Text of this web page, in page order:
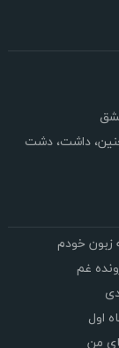
چنین، داشت، دشت
زبون خودم
غم
اول
من